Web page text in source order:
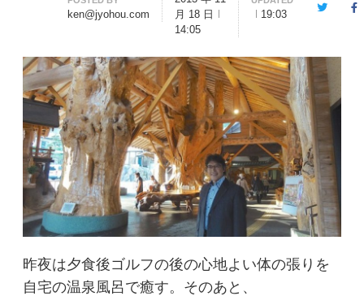
ken@jyohou.com
月 18 日
14:05
19:03 Twitter
昨夜は夕食後ゴルフの後の心地よい体の張りを
自宅の温泉風呂で癒す。そのあと、